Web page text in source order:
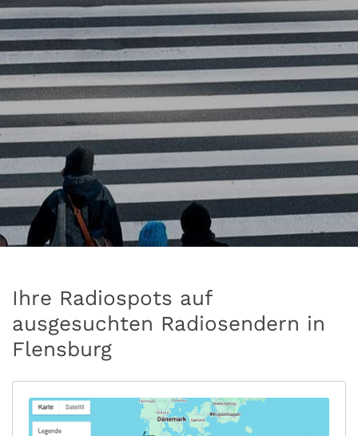
Ihre Radiospots auf
ausgesuchten Radiosendern in
Flensburg